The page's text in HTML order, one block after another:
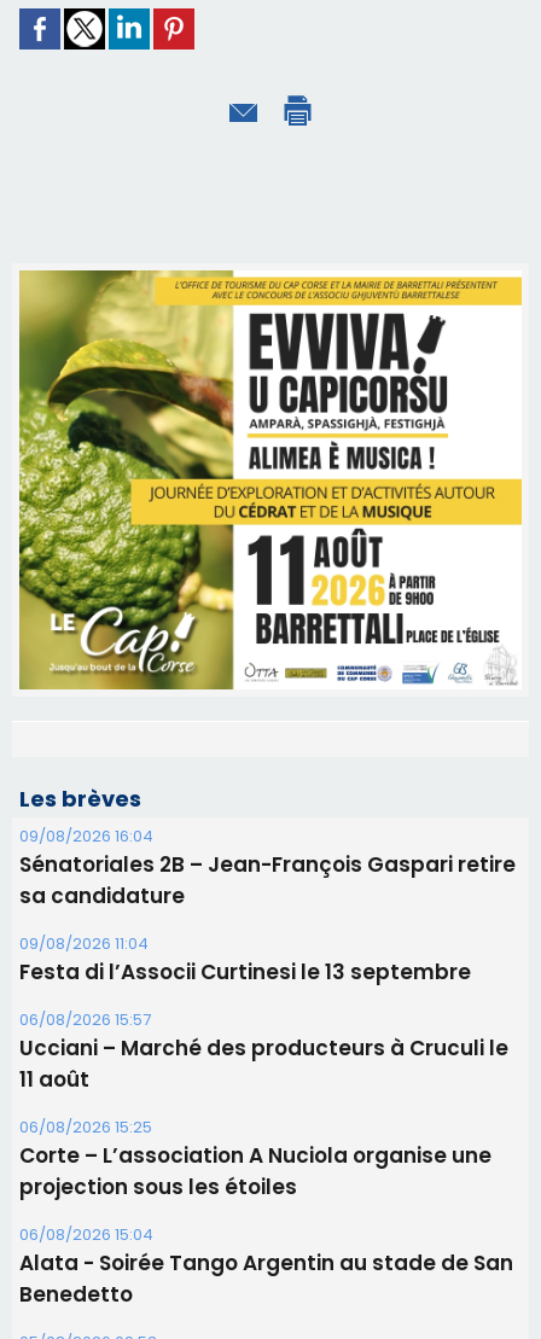
Les brèves
09/08/2026 16:04
Sénatoriales 2B – Jean-François Gaspari retire
sa candidature
09/08/2026 11:04
Festa di l’Associi Curtinesi le 13 septembre
06/08/2026 15:57
Ucciani – Marché des producteurs à Cruculi le
11 août